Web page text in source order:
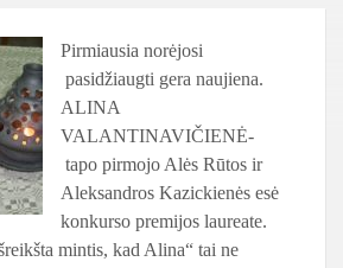
Pirmiausia norėjosi
pasidžiaugti gera naujiena.
ALINA
VALANTINAVIČIENĖ-
tapo pirmojo Alės Rūtos ir
Aleksandros Kazickienės esė
konkurso premijos laureate.
mintis, kad Alina“ tai ne